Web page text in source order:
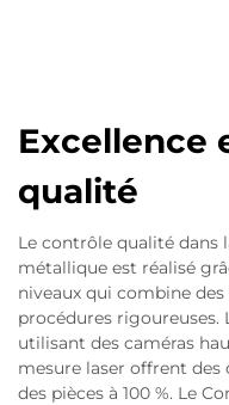
Excellence
qualité
Le contrôle qualité dans
métallique est réalisé
niveaux qui combine
procédures rigoureuses.
utilisant des caméras
mesure laser offrent
des pièces à 100 %. Le